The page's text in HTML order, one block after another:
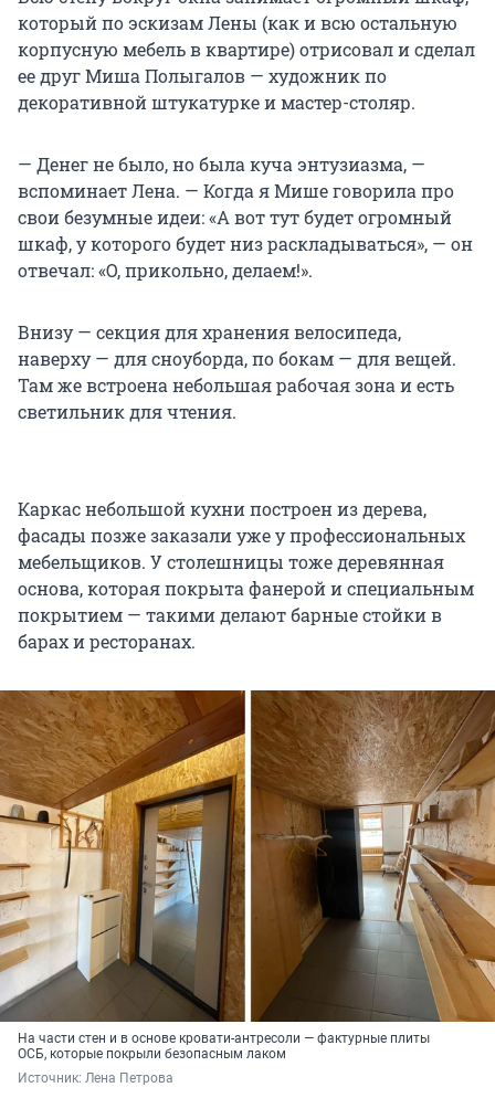
который по эскизам Лены (как и всю остальную
корпусную мебель в квартире) отрисовал и сделал
ее друг Миша Полыгалов — художник по
декоративной штукатурке и мастер-столяр.
— Денег не было, но была куча энтузиазма, —
вспоминает Лена. — Когда я Мише говорила про
свои безумные идеи: «А вот тут будет огромный
шкаф, у которого будет низ раскладываться», — он
отвечал: «О, прикольно, делаем!».
Внизу — секция для хранения велосипеда,
наверху — для сноуборда, по бокам — для вещей.
Там же встроена небольшая рабочая зона и есть
светильник для чтения.
Каркас небольшой кухни построен из дерева,
фасады позже заказали уже у профессиональных
мебельщиков. У столешницы тоже деревянная
основа, которая покрыта фанерой и специальным
покрытием — такими делают барные стойки в
барах и ресторанах.
На части стен и в основе кровати-антресоли — фактурные плиты
ОСБ, которые покрыли безопасным лаком
Источник: Лена Петрова